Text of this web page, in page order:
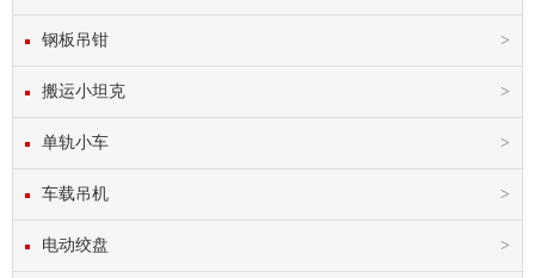
钢板吊钳
搬运小坦克
单轨小车
车载吊机
电动绞盘